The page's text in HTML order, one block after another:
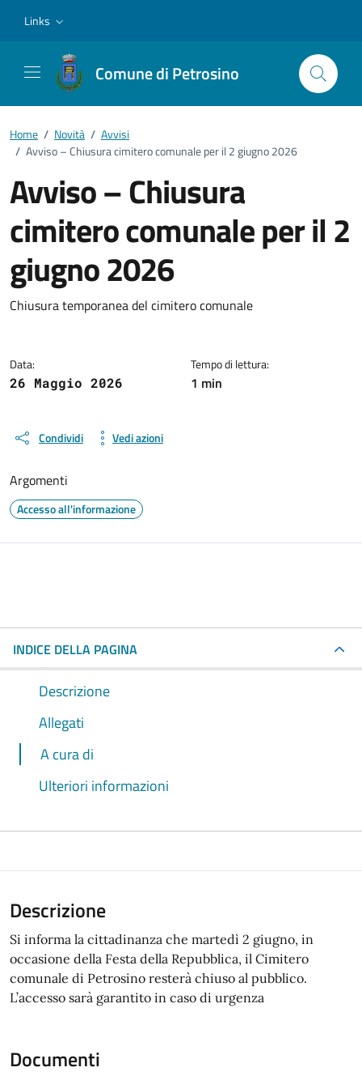
Links
Comune di Petrosino
Home / Novità / Avvisi
/ Avviso – Chiusura cimitero comunale per il 2 giugno 2026
Avviso – Chiusura
cimitero comunale per il 2
giugno 2026
Dettagli della notizia
Chiusura temporanea del cimitero comunale
Data:
26 Maggio 2026
Tempo di lettura:
1 min
Condividi Vedi azioni
Argomenti
Accesso all'informazione
INDICE DELLA PAGINA
Descrizione
Allegati
A cura di
Ulteriori informazioni
Descrizione
Si informa la cittadinanza che martedì 2 giugno, in
occasione della Festa della Repubblica, il Cimitero
comunale di Petrosino resterà chiuso al pubblico.
L’accesso sarà garantito in caso di urgenza
Documenti